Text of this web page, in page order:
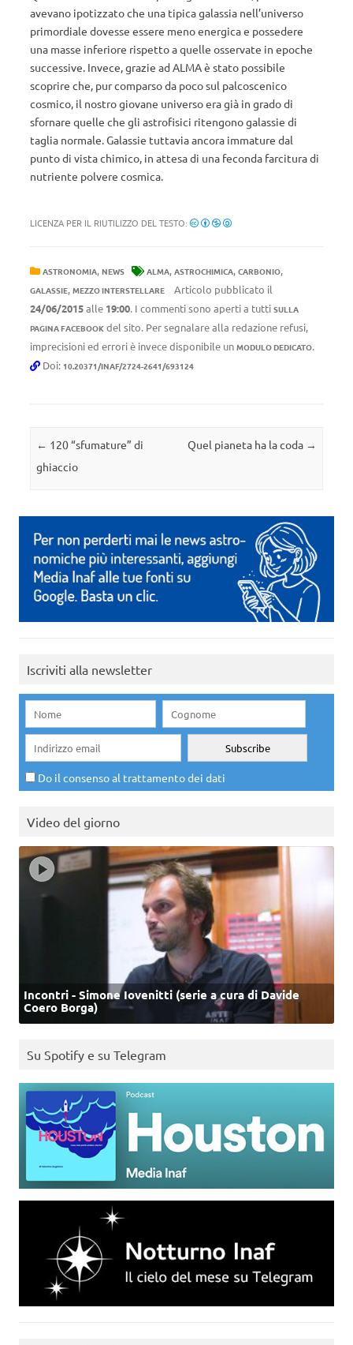
avevano ipotizzato che una tipica galassia nell’universo
primordiale dovesse essere meno energica e possedere
una masse inferiore rispetto a quelle osservate in epoche
successive. Invece, grazie ad ALMA è stato possibile
scoprire che, pur comparso da poco sul palcoscenico
cosmico, il nostro giovane universo era già in grado di
sfornare quelle che gli astrofisici ritengono galassie di
taglia normale. Galassie tuttavia ancora immature dal
punto di vista chimico, in attesa di una feconda farcitura di
nutriente polvere cosmica.
LICENZA PER IL RIUTILIZZO DEL TESTO:
ASTRONOMIA, NEWS ALMA, ASTROCHIMICA, CARBONIO,
GALASSIE, MEZZO INTERSTELLARE
Articolo pubblicato il
24/06/2015alle 19:00. I commenti sono aperti a tutti SULLA
PAGINA FACEBOOK del sito. Per segnalare alla redazione refusi,
imprecisioni ed errori è invece disponibile un MODULO DEDICATO.
Doi: 10.20371/INAF/2724-2641/693124
Navigazione articolo
← 120 “sfumature” di
ghiaccio
Quel pianeta ha la coda →
Iscriviti alla newsletter
Do il consenso al trattamento dei dati
Video del giorno
Incontri - Simone Iovenitti (serie a cura di Davide
Coero Borga)
Su Spotify e su Telegram